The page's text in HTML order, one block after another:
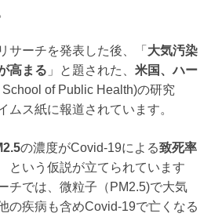
サーチを発表した後、「 大気汚染
高まる 」と題された、 米国、ハー
School of Public Health)の研究
ムス紙に報道されています。
の濃度がCovid-19による致死率
いう仮説が立てられています
チでは、微粒子（PM2.5)で大気
の疾病も含めCovid-19で亡くなる